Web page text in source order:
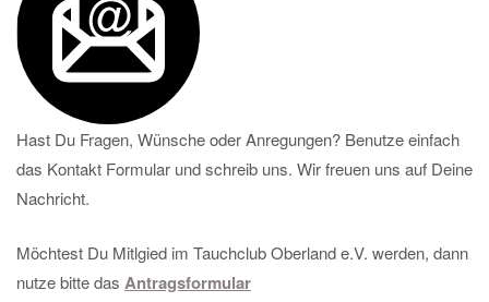
Hast Du Fragen, Wünsche oder Anregungen? Benutze einfach
das Kontakt Formular und schreib uns. Wir freuen uns auf Deine
Nachricht.
Möchtest Du Mitlgied im Tauchclub Oberland e.V. werden, dann
nutze bitte das Antragsformular